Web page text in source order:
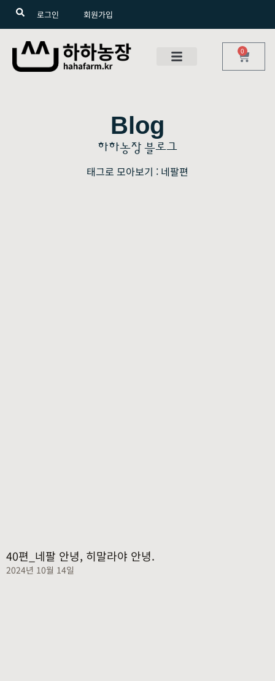
로그인 회원가입
0
Blog
하하농장 블로그
태그로 모아보기 : 네팔편
40편_네팔 안녕, 히말라야 안녕.
2024년 10월 14일